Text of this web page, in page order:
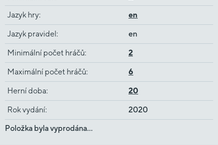
Jazyk hry: en
Jazyk pravidel: en
Minimální počet hráčů: 2
Maximální počet hráčů: 6
Herní doba: 20
Rok vydání:
2020
Položka byla vyprodána…